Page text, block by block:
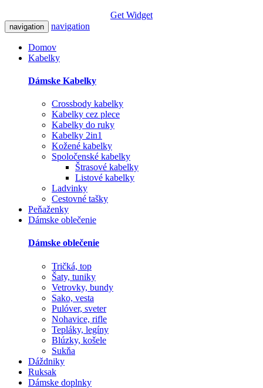
Get Widget
navigation navigation
Domov
Kabelky
Dámske Kabelky
Crossbody kabelky
Kabelky cez plece
Kabelky do ruky
Kabelky 2in1
Kožené kabelky
Spoločenské kabelky
Štrasové kabelky
Listové kabelky
Ladvinky
Cestovné tašky
Peňaženky
Dámske oblečenie
Dámske oblečenie
Tričká, top
Šaty, tuniky
Vetrovky, bundy
Sako, vesta
Pulóver, sveter
Nohavice, rifle
Tepláky, legíny
Blúzky, košele
Sukňa
Dáždniky
Ruksak
Dámske doplnky